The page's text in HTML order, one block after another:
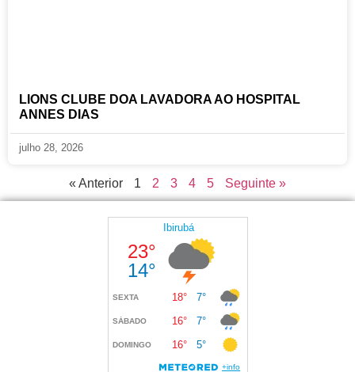
LIONS CLUBE DOA LAVADORA AO HOSPITAL
ANNES DIAS
julho 28, 2026
« Anterior 1 2 3 4 5 Seguinte »